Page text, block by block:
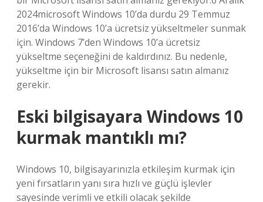
2024microsoft Windows 10’da durdu 29 Temmuz
2016’da Windows 10’a ücretsiz yükseltmeler sunmak
için. Windows 7’den Windows 10’a ücretsiz
yükseltme seçeneğini de kaldırdınız. Bu nedenle,
yükseltme için bir Microsoft lisansı satın almanız
gerekir.
Eski bilgisayara Windows 10
kurmak mantıklı mı?
Windows 10, bilgisayarınızla etkileşim kurmak için
yeni fırsatların yanı sıra hızlı ve güçlü işlevler
sayesinde verimli ve etkili olacak şekilde